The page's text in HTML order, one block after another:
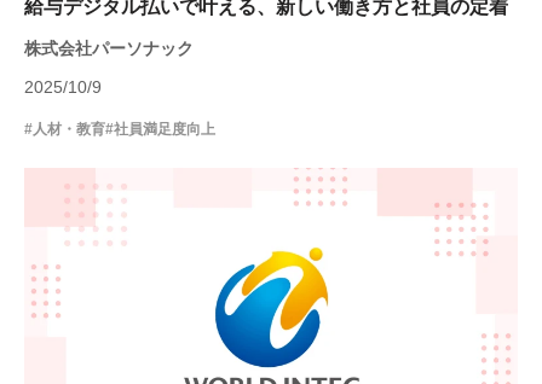
給与デジタル払いで叶える、新しい働き方と社員の定着
株式会社パーソナック
2025/10/9
#人材・教育#社員満足度向上